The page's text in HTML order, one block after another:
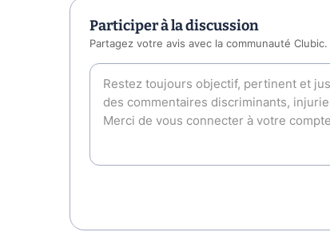
Participer à la discussion
Partagez votre avis avec la communauté Clubic.